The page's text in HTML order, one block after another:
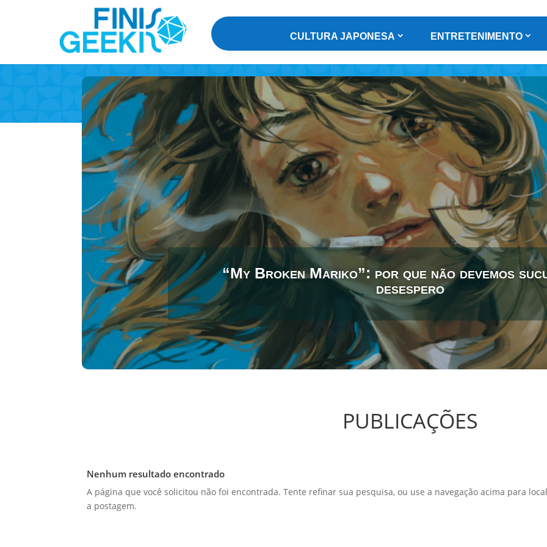
CULTURA JAPONESA ENTRETENIMENTO
“My Broken Mariko”: por que não devemos
desespero
PUBLICAÇÕES
Nenhum resultado encontrado
A página que você solicitou não foi encontrada. Tente refinar sua pesquisa, ou use a navegação acima para
a postagem.